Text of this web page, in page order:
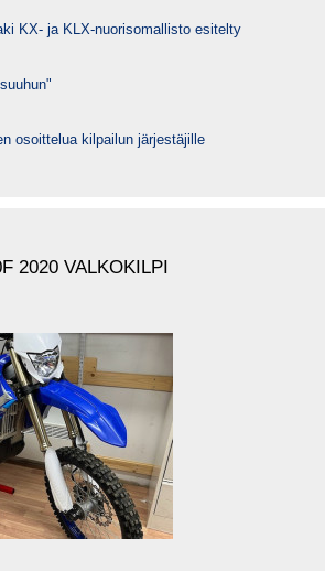
KX- ja KLX-nuorisomallisto esitelty
osoittelua kilpailun järjestäjille
2020 VALKOKILPI